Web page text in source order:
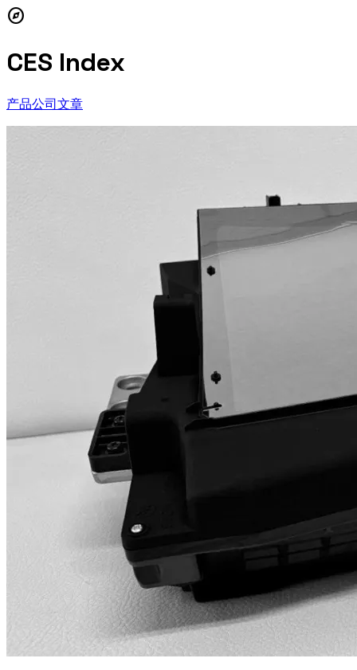
explore
CES Index
产品公司文章